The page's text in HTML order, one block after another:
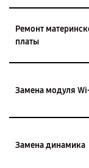
Ремонт
платы
Замена модуля
Замена динамика